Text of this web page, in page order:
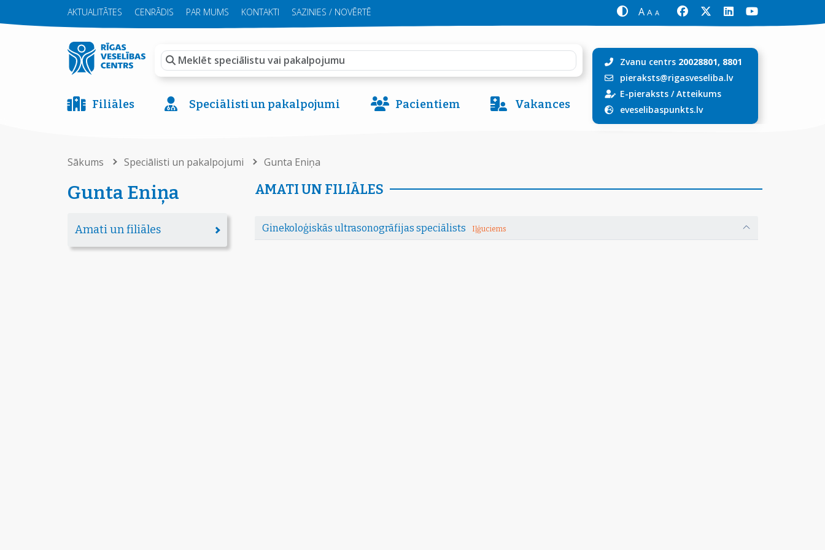
AKTUALITĀTES CENRĀDIS PAR MUMS KONTAKTI SAZINIES / NOVĒRTĒ A A A
Filiāles Speciālisti un pakalpojumi Pacientiem Vakances
Zvanu centrs 20028801, 8801
pieraksts@rigasveseliba.lv
E-pieraksts/Atteikums
eveselibaspunkts.lv
Sākums Speciālisti un pakalpojumi Gunta Eniņa
Gunta Eniņa
Amati un filiāles
AMATI UN FILIĀLES
Ginekoloģiskās ultrasonogrāfijas speciālists Iļģuciems